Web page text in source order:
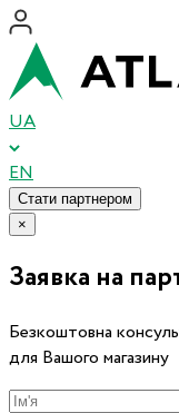
UA
EN
Стати партнером
×
Заявка на
Безкоштовна
для Вашого магазину